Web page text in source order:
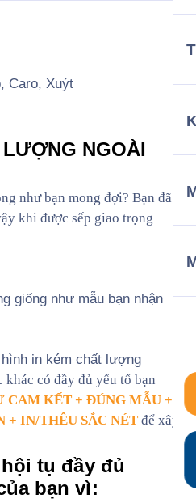
Caro, Xuýt
NGOÀI
như bạn mong đợi? Bạn đã
khi được sếp giao trọng
giống như mẫu bạn nhận
in kém chất lượng
có đầy đủ yếu tố bạn
CAM KẾT + ĐÚNG MẪU +
+ IN/THÊU SẮC NÉT để xây
tụ đầy đủ
bạn vì: